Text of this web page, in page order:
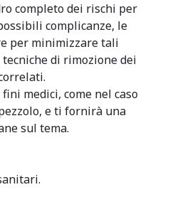
completo dei rischi per
complicanze, le
per minimizzare tali
di rimozione dei
medici, come nel caso
e ti fornirà una
sul tema.